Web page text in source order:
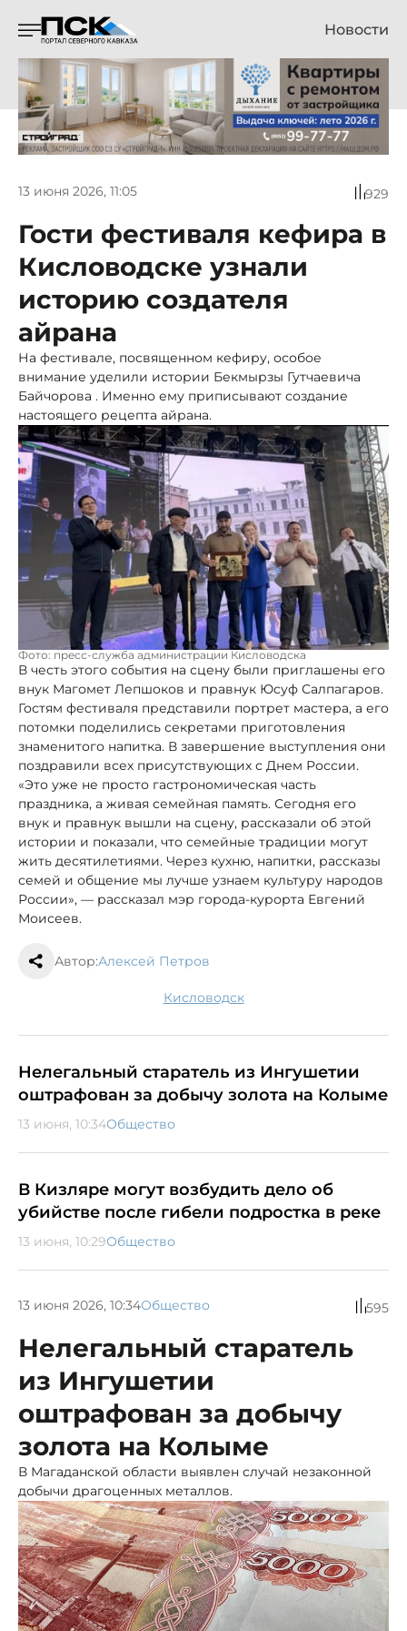
Новости
13 июня 2026, 11:05 929
Гости фестиваля кефира в
Кисловодске узнали
историю создателя
айрана
На фестивале, посвященном кефиру, особое
внимание уделили истории Бекмырзы Гутчаевича
Байчорова . Именно ему приписывают создание
настоящего рецепта айрана.
Фото: пресс-служба администрации Кисловодска
В честь этого события на сцену были приглашены его
внук Магомет Лепшоков и правнук Юсуф Салпагаров.
Гостям фестиваля представили портрет мастера, а его
потомки поделились секретами приготовления
знаменитого напитка. В завершение выступления они
поздравили всех присутствующих с Днем России.
«Это уже не просто гастрономическая часть
праздника, а живая семейная память. Сегодня его
внук и правнук вышли на сцену, рассказали об этой
истории и показали, что семейные традиции могут
жить десятилетиями. Через кухню, напитки, рассказы
семей и общение мы лучше узнаем культуру народов
России», — рассказал мэр города-курорта Евгений
Моисеев.
Автор:Алексей Петров
Кисловодск
Нелегальный старатель из Ингушетии
оштрафован за добычу золота на Колыме
13 июня, 10:34Общество
В Кизляре могут возбудить дело об
убийстве после гибели подростка в реке
13 июня, 10:29Общество
13 июня 2026, 10:34Общество 595
Нелегальный старатель
из Ингушетии
оштрафован за добычу
золота на Колыме
В Магаданской области выявлен случай незаконной
добычи драгоценных металлов.